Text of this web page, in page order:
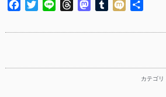
Facebook
TwitterLine ThreadsMastodon
Tumblr
Mixi
カテゴリ